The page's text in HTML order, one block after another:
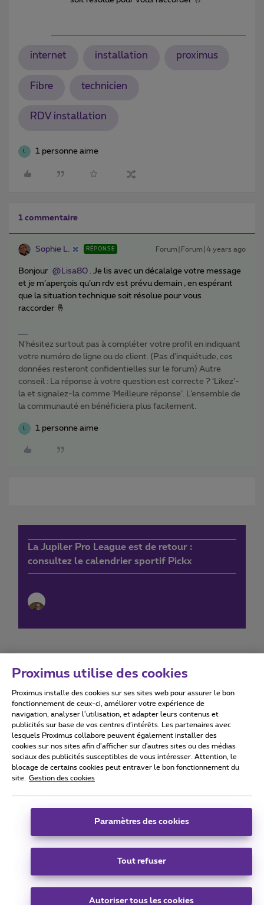
internet installation proximus
Fibre technicien
RDV installation
L 1 personne aime
1 commentaire
Sophie L. RÉPONSE Forum|Forum|4 years ago
Bonjour @Lisa80 . Je lis avec un décalalge votre message
et je m’aperçois qu’un rdv est prévu demain , en espérant
que la situation technique soit résolue pour vous
raccorder 🤞
N'hésitez surtout pas à compléter votre profil en indiquant
votre numéro de ligne ou de client. (Pas d'inquiétude, ces
données resteront confidentielles sur le forum) Autre
conseil : La réponse à votre question est correcte ? ‘Likez’-
la et signalez-la comme ‘Meilleure réponse’. L’ensemble de
la communauté en bénéficiera plus facilement.
L 1 personne aime
La Jupiler Pro League est de retour :
consultez le calendrier sportif Pickx
Conditions d'utilisation Accessibility statement
Tous droits réservés. © 2026
Conditions générales, info consommateur
Coordonnées de l’entreprise
Boulevard du Roi Albert II 27 - B-1030 Bruxelles.
Carrier & Wholesale Solutions
|Telindus
Proximus utilise des cookies
Proximus installe des cookies sur ses sites web pour assurer le bon
fonctionnement de ceux-ci, améliorer votre expérience de
navigation, analyser l’utilisation, et adapter leurs contenus et
publicités sur base de vos centres d’intérêts. Les partenaires avec
lesquels Proximus collabore peuvent également installer des
cookies sur nos sites afin d’afficher sur d'autres sites ou des médias
sociaux des publicités susceptibles de vous intéresser. Attention, le
blocage de certains cookies peut entraver le bon fonctionnement du
site.
Gestion des cookies
Paramètres des cookies
Tout refuser
Autoriser tous les cookies